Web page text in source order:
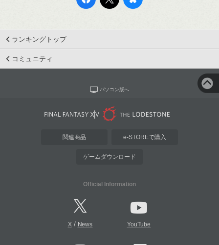
ランキングトップ
コミュニティ
パソコン版へ
関連商品 e-STOREで購入
ゲームダウンロード
Official Information
X/ News YouTube